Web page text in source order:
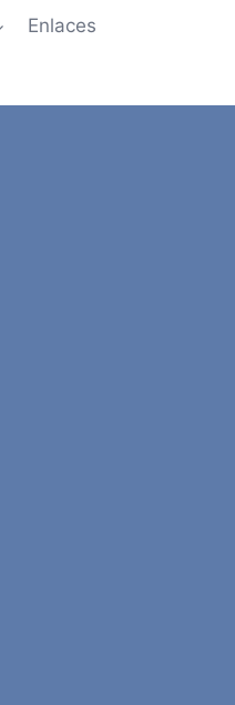
Enlaces